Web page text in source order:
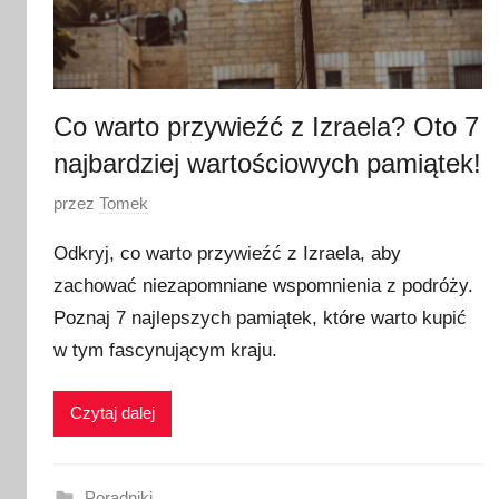
Co warto przywieźć z Izraela? Oto 7
najbardziej wartościowych pamiątek!
O
u
b
i
w
n
przez Tomek
Odkryj, co warto przywieźć z Izraela, aby
zachować niezapomniane wspomnienia z podróży.
Poznaj 7 najlepszych pamiątek, które warto kupić
w tym fascynującym kraju.
Czytaj dalej